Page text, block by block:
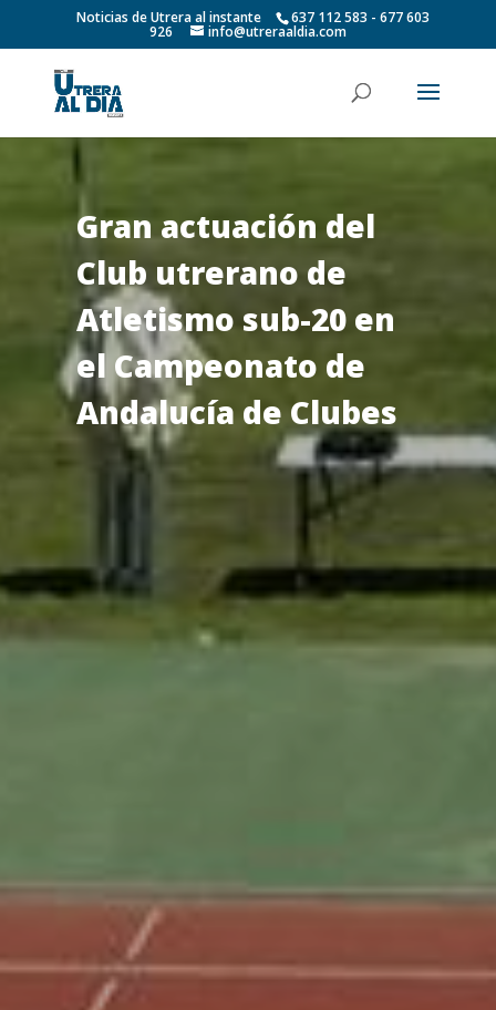
Noticias de Utrera al instante 637 112 583 - 677 603
926 info@utreraaldia.com
Gran actuación del
Club utrerano de
Atletismo sub-20 en
el Campeonato de
Andalucía de Clubes